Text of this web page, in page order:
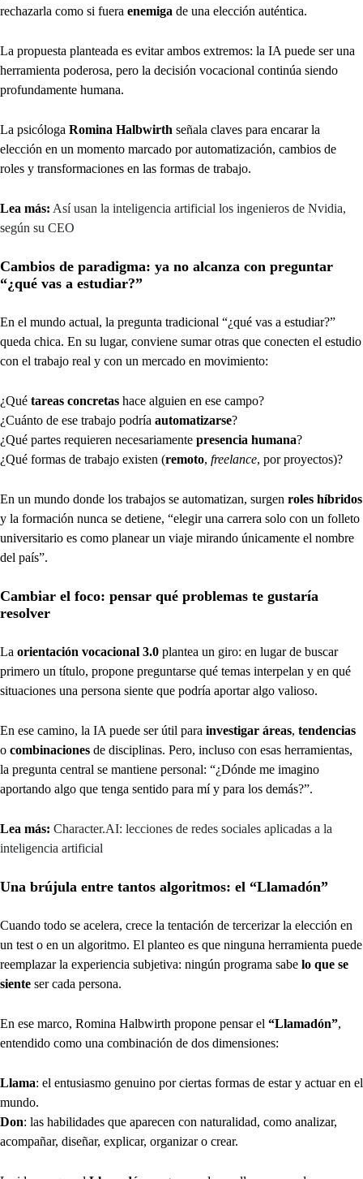
rechazarla como si fuera enemiga de una elección auténtica.
La propuesta planteada es evitar ambos extremos: la IA puede ser una
herramienta poderosa, pero la decisión vocacional continúa siendo
profundamente humana.
La psicóloga Romina Halbwirth señala claves para encarar la
elección en un momento marcado por automatización, cambios de
roles y transformaciones en las formas de trabajo.
Lea más: Así usan la inteligencia artificial los ingenieros de Nvidia,
según su CEO
Cambios de paradigma: ya no alcanza con preguntar
“¿qué vas a estudiar?”
En el mundo actual, la pregunta tradicional “¿qué vas a estudiar?”
queda chica. En su lugar, conviene sumar otras que conecten el estudio
con el trabajo real y con un mercado en movimiento:
¿Qué tareas concretas hace alguien en ese campo?
¿Cuánto de ese trabajo podría automatizarse?
¿Qué partes requieren necesariamente presencia humana?
¿Qué formas de trabajo existen (remoto, freelance, por proyectos)?
En un mundo donde los trabajos se automatizan, surgen roles híbridos
y la formación nunca se detiene, “elegir una carrera solo con un folleto
universitario es como planear un viaje mirando únicamente el nombre
del país”.
Cambiar el foco: pensar qué problemas te gustaría
resolver
La orientación vocacional 3.0 plantea un giro: en lugar de buscar
primero un título, propone preguntarse qué temas interpelan y en qué
situaciones una persona siente que podría aportar algo valioso.
En ese camino, la IA puede ser útil para investigar áreas, tendencias
o combinaciones de disciplinas. Pero, incluso con esas herramientas,
la pregunta central se mantiene personal: “¿Dónde me imagino
aportando algo que tenga sentido para mí y para los demás?”.
Lea más: Character.AI: lecciones de redes sociales aplicadas a la
inteligencia artificial
Una brújula entre tantos algoritmos: el “Llamadón”
Cuando todo se acelera, crece la tentación de tercerizar la elección en
un test o en un algoritmo. El planteo es que ninguna herramienta puede
reemplazar la experiencia subjetiva: ningún programa sabe lo que se
siente ser cada persona.
En ese marco, Romina Halbwirth propone pensar el “Llamadón”,
entendido como una combinación de dos dimensiones:
Llama: el entusiasmo genuino por ciertas formas de estar y actuar en el
mundo.
Don: las habilidades que aparecen con naturalidad, como analizar,
acompañar, diseñar, explicar, organizar o crear.